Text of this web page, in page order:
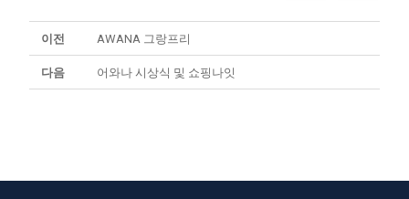
이전 AWANA 그랑프리
다음 어와나 시상식 및 쇼핑나잇